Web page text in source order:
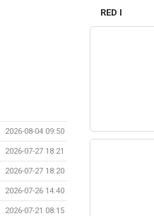
2026-08-04 09:50
2026-07-27 18:21
2026-07-27 18:20
2026-07-26 14:40
2026-07-21 08:15
RED I